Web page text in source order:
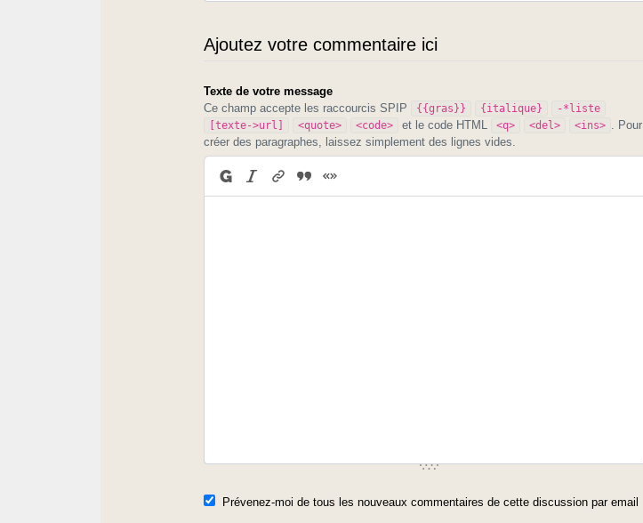
Ajoutez votre commentaire ici
Texte de votre message
Ce champ accepte les raccourcis SPIP
{{gras}} {italique}
-*liste
[texte->url]
<quote> <code> et le code HTML <q> <del> <ins>
. Pour
créer des paragraphes, laissez simplement des lignes vides.
Prévenez-moi de tous les nouveaux commentaires de cette discussion par email